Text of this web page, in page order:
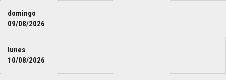
domingo
09/08/2026
lunes
10/08/2026